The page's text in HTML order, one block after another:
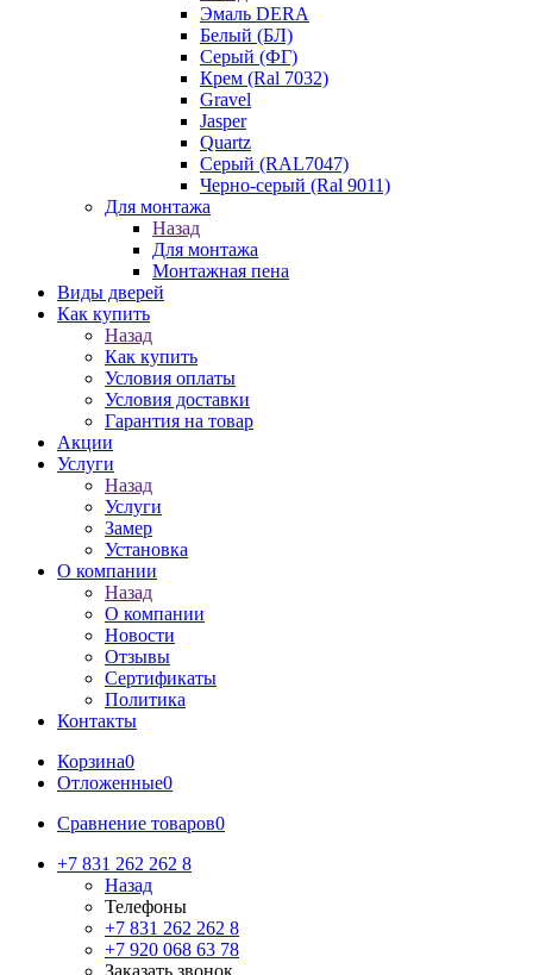
Эмаль DERA
Белый (БЛ)
Серый (ФГ)
Крем (Ral 7032)
Gravel
Jasper
Quartz
Серый (RAL7047)
Черно-серый (Ral 9011)
Для монтажа
Назад
Для монтажа
Монтажная пена
Виды дверей
Как купить
Назад
Как купить
Условия оплаты
Условия доставки
Гарантия на товар
Акции
Услуги
Назад
Услуги
Замер
Установка
О компании
Назад
О компании
Новости
Отзывы
Сертификаты
Политика
Контакты
Корзина0
Отложенные0
Сравнение товаров0
+7 831 262 262 8
Назад
Телефоны
+7 831 262 262 8
+7 920 068 63 78
Заказать звонок